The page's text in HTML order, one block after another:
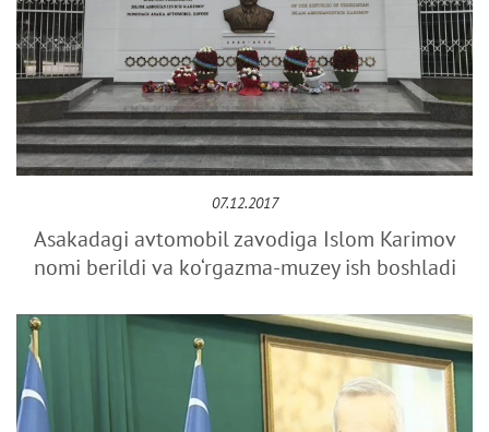
07.12.2017
Asakadagi avtomobil zavodiga Islom Karimov
nomi berildi va ko‘rgazma-muzey ish boshladi